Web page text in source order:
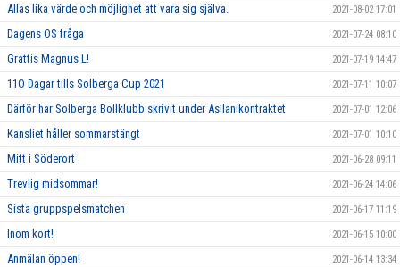
Allas lika värde och möjlighet att vara sig själva. 2021-08-02 17:01
Dagens OS fråga 2021-07-24 08:10
Grattis Magnus L! 2021-07-19 14:47
11O Dagar tills Solberga Cup 2021 2021-07-11 10:07
Därför har Solberga Bollklubb skrivit under Asllanikontraktet 2021-07-01 12:06
Kansliet håller sommarstängt 2021-07-01 10:10
Mitt i Söderort 2021-06-28 09:11
Trevlig midsommar! 2021-06-24 14:06
Sista gruppspelsmatchen 2021-06-17 11:19
Inom kort! 2021-06-15 10:00
Anmälan öppen! 2021-06-14 13:34